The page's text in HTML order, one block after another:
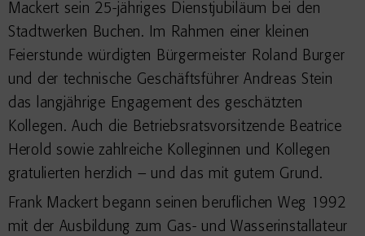
Mackert sein 25-jähriges Dienstjubiläum bei den
Stadtwerken Buchen. Im Rahmen einer kleinen
Feierstunde würdigten Bürgermeister Roland Burger
und der technische Geschäftsführer Andreas Stein
das langjährige Engagement des geschätzten
Kollegen. Auch die Betriebsratsvorsitzende Beatrice
Herold sowie zahlreiche Kolleginnen und Kollegen
gratulierten herzlich – und das mit gutem Grund.
Frank Mackert begann seinen beruflichen Weg 1992
mit der Ausbildung zum Gas- und Wasserinstallateur